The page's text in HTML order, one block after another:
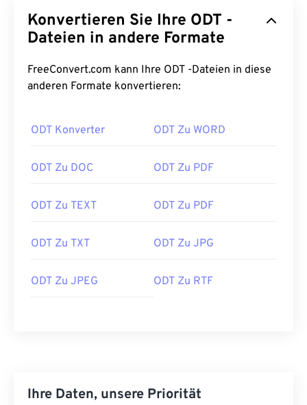
Konvertieren Sie Ihre ODT -
Dateien in andere Formate
FreeConvert.com kann Ihre ODT -Dateien in diese
anderen Formate konvertieren:
ODT Konverter ODT Zu WORD
ODT Zu DOC ODT Zu PDF
ODT Zu TEXT ODT Zu PDF
ODT Zu TXT ODT Zu JPG
ODT Zu JPEG ODT Zu RTF
Ihre Daten, unsere Priorität